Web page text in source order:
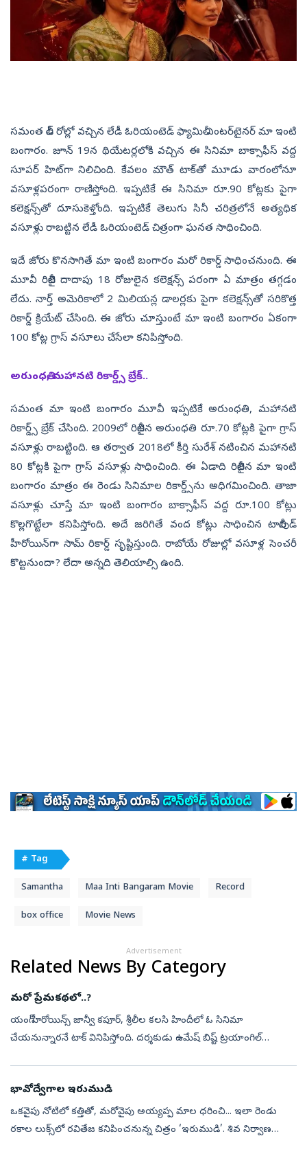
సమంత లీడ్ రోల్లో వచ్చిన లేడీ ఓరియంటెడ్‌ ఫ్యామిలీ ఎంటర్‌టైనర్‌ మా ఇంటి
బంగారం. జూన్ 19న థియేటర్లలోకి వచ్చిన ఈ సినిమా బాక్సాఫీస్ వద్ద
సూపర్‌ హిట్‌గా నిలిచింది. కేవలం మౌత్ టాక్‌తో మూడు వారంలోనూ
వసూళ్లపరంగా రాణిస్తోంది. ఇప్పటికే ఈ సినిమా రూ.90 కోట్లకు పైగా
కలెక్షన్స్‌తో దూసుకెళ్తోంది. ఇప్పటికే తెలుగు సినీ చరిత్రలోనే అత్యధిక
వసూళ్లు రాబట్టిన లేడీ ఓరియంటెడ్ చిత్రంగా ఘనత సాధించింది.
ఇదే జోరు కొనసాగితే మా ఇంటి బంగారం మరో రికార్డ్ సాధించనుంది. ఈ
మూవీ రిలీజై దాదాపు 18 రోజులైన కలెక్షన్స్ పరంగా ఏ మాత్రం తగ్గడం
లేదు. నార్త్ అమెరికాలో 2 మిలియన్ల డాలర్లకు పైగా కలెక్షన్స్‌తో సరికొత్త
రికార్డ్ క్రియేట్ చేసింది. ఈ జోరు చూస్తుంటే మా ఇంటి బంగారం ఏకంగా
100 కోట్ల గ్రాస్ వసూలు చేసేలా కనిపిస్తోంది.
అరుంధతి, మహానటి రికార్డ్స్ బ్రేక్..
సమంత మా ఇంటి బంగారం మూవీ ఇప్పటికే అరుంధతి, మహానటి
రికార్డ్స్ బ్రేక్ చేసింది. 2009లో రిలీజైన అరుంధతి రూ.70 కోట్లకి పైగా గ్రాస్
వసూళ్లు రాబట్టింది. ఆ తర్వాత 2018లో కీర్తి సురేశ్ నటించిన మహానటి
80 కోట్లకి పైగా గ్రాస్ వసూళ్లు సాధించింది. ఈ ఏడాది రిలీజైన మా ఇంటి
బంగారం మాత్రం ఈ రెండు సినిమాల రికార్డ్స్‌ను అధిగమించింది. తాజా
వసూళ్లు చూస్తే మా ఇంటి బంగారం బాక్సాఫీస్ వద్ద రూ.100 కోట్లు
కొల్లగొట్టేలా కనిపిస్తోంది. అదే జరిగితే వంద కోట్లు సాధించిన టాలీవుడ్
హీరోయిన్‌గా సామ్ రికార్డ్ సృష్టిస్తుంది. రాబోయే రోజుల్లో వసూళ్ల సెంచరీ
కొట్టనుందా? లేదా అన్నది తెలియాల్సి ఉంది.
# Tag
Samantha Maa Inti Bangaram Movie Record
box office Movie News
Advertisement
Related News By Category
మరో ప్రేమకథలో..?
యంగ్‌ హీరోయిన్స్‌ జాన్వీ కపూర్, శ్రీలీల కలసి హిందీలో ఓ సినిమా
చేయనున్నారనే టాక్‌ వినిపిస్తోంది. దర్శకుడు ఉమేష్‌ బిష్ట్‌ ట్రయాంగిల్‌
భావోద్వేగాల ఇరుముడి
ఒకవైపు నోటిలో కత్తితో, మరోవైపు అయ్యప్ప మాల ధరించి... ఇలా రెండు
రకాల లుక్స్‌లో రవితేజ కనిపించనున్న చిత్రం ‘ఇరుముడి’. శివ నిర్వాణ